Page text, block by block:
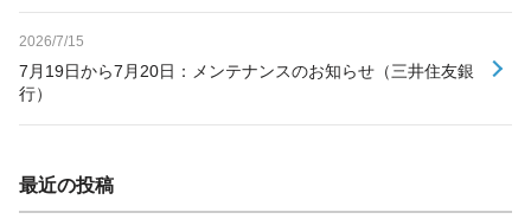
2026/7/15
7月19日から7月20日：メンテナンスのお知らせ（三井住友銀
行）
最近の投稿